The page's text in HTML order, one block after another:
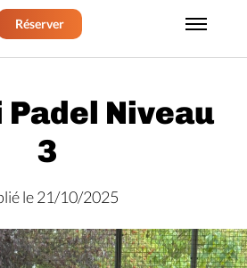
Réserver
Niveau
3
le 21/10/2025